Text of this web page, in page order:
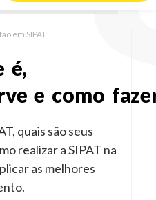
em SIPAT
é,
e como
quais são seus
realizar a SIPAT na
as melhores